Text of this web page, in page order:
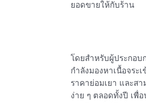
ยอดขายให้กับร้าน
โดยสำหรับผู้ประกอบ
กำลังมองหาเนื้อจระ
ราคาย่อมเยา และส
ง่าย ๆ ตลอดทั้งปี เพื่